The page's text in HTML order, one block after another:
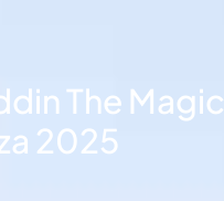
The Magic
2025